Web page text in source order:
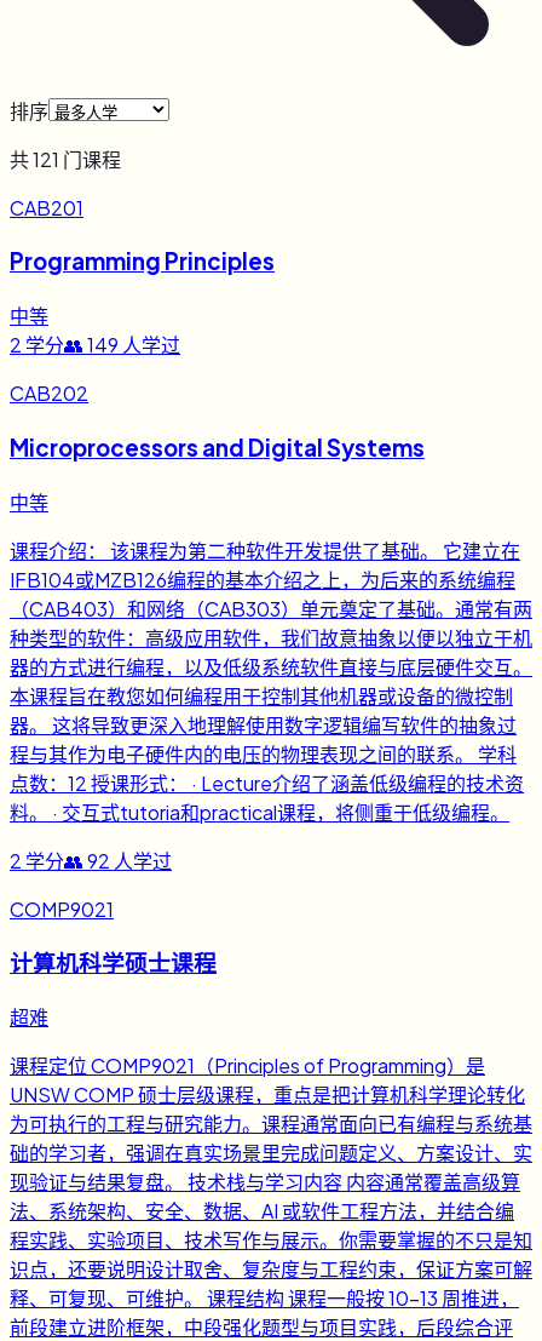
排序
共121 门课程
CAB201
Programming Principles
中等
2 学分👥149 人学过
CAB202
Microprocessors and Digital Systems
中等
课程介绍： 该课程为第二种软件开发提供了基础。 它建立在
IFB104或MZB126编程的基本介绍之上，为后来的系统编程
（CAB403）和网络（CAB303）单元奠定了基础。通常有两
种类型的软件：高级应用软件，我们故意抽象以便以独立于机
器的方式进行编程，以及低级系统软件直接与底层硬件交互。
本课程旨在教您如何编程用于控制其他机器或设备的微控制
器。 这将导致更深入地理解使用数字逻辑编写软件的抽象过
程与其作为电子硬件内的电压的物理表现之间的联系。 学科
点数：12 授课形式： · Lecture介绍了涵盖低级编程的技术资
料。 · 交互式tutoria和practical课程，将侧重于低级编程。
2 学分👥92 人学过
COMP9021
计算机科学硕士课程
超难
课程定位 COMP9021（Principles of Programming）是
UNSW COMP 硕士层级课程，重点是把计算机科学理论转化
为可执行的工程与研究能力。课程通常面向已有编程与系统基
础的学习者，强调在真实场景里完成问题定义、方案设计、实
现验证与结果复盘。 技术栈与学习内容 内容通常覆盖高级算
法、系统架构、安全、数据、AI 或软件工程方法，并结合编
程实践、实验项目、技术写作与展示。你需要掌握的不只是知
识点，还要说明设计取舍、复杂度与工程约束，保证方案可解
释、可复现、可维护。 课程结构 课程一般按 10-13 周推进，
前段建立进阶框架，中段强化题型与项目实践，后段综合评